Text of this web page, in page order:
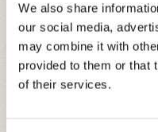
We also share
our social media,
may combine it with
provided to them or that
of their services.